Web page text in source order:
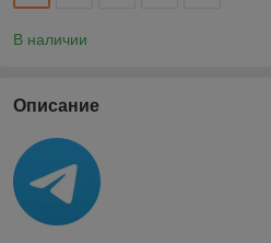
В наличии
Описание